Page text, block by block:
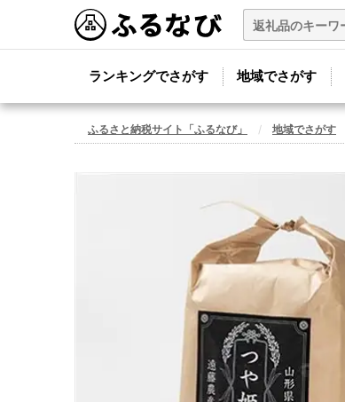
ランキングでさがす 地域でさがす
ふるさと納税サイト「ふるなび」 地域でさがす